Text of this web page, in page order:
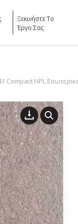
Ξεκινήστε Το
Έργο Σας
Compact HPL